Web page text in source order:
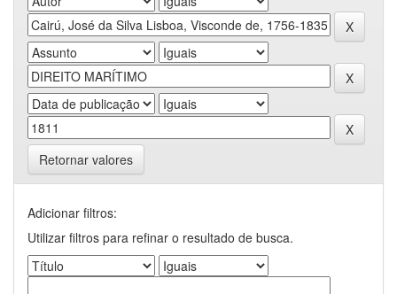
Retornar valores
Adicionar filtros:
Utilizar filtros para refinar o resultado de busca.